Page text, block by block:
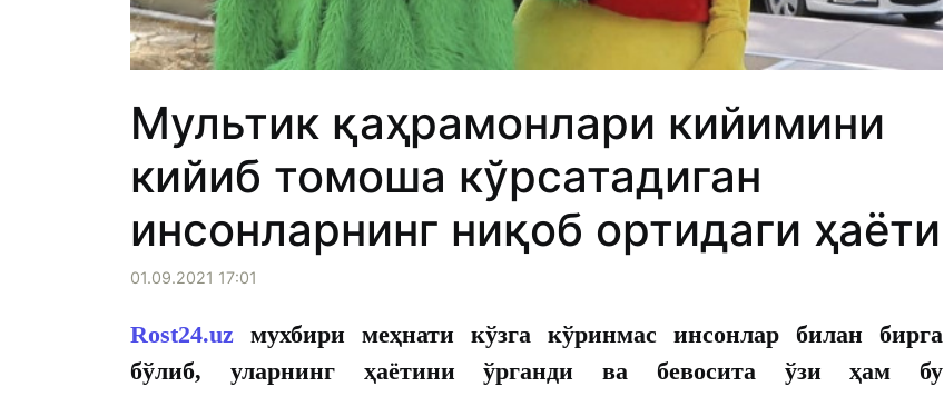
Мультик қаҳрамонлари кийимини
кийиб томоша кўрсатадиган
инсонларнинг ниқоб ортидаги ҳаёти
01.09.2021 17:01
Rost24.uz мухбири меҳнати кўзга кўринмас инсонлар билан бирга
бўлиб, уларнинг ҳаётини ўрганди ва бевосита ўзи ҳам бу